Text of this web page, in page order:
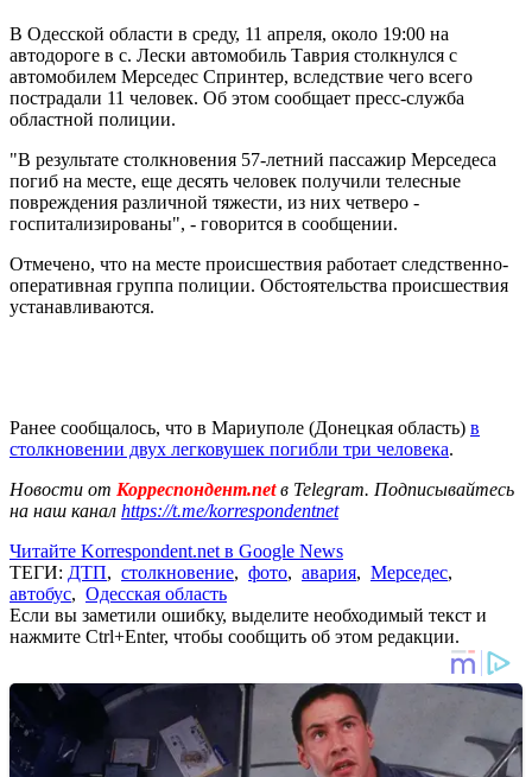
В Одесской области в среду, 11 апреля, около 19:00 на
автодороге в с. Лески автомобиль Таврия столкнулся с
автомобилем Мерседес Спринтер, вследствие чего всего
пострадали 11 человек. Об этом сообщает пресс-служба
областной полиции.
"В результате столкновения 57-летний пассажир Мерседеса
погиб на месте, еще десять человек получили телесные
повреждения различной тяжести, из них четверо -
госпитализированы", - говорится в сообщении.
Отмечено, что на месте происшествия работает следственно-
оперативная группа полиции. Обстоятельства происшествия
устанавливаются.
Ранее сообщалось, что в Мариуполе (Донецкая область) в
столкновении двух легковушек погибли три человека.
Новости от Корреспондент.netв Telegram. Подписывайтесь
на наш канал https://t.me/korrespondentnet
Читайте Korrespondent.net в Google News
ТЕГИ: ДТП, столкновение, фото, авария, Мерседес,
автобус, Одесская область
Если вы заметили ошибку, выделите необходимый текст и
нажмите Ctrl+Enter, чтобы сообщить об этом редакции.